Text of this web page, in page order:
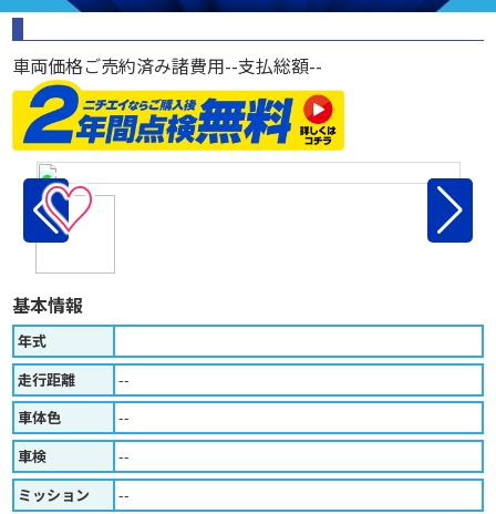
車両価格ご売約済み諸費用--支払総額--
♡
基本情報
年式
走行距離
--
車体色
--
車検
--
ミッション
--